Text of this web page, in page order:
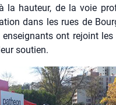
la hau­teur, de la voie
dans les rues de
ont rejoint
sou­tien.